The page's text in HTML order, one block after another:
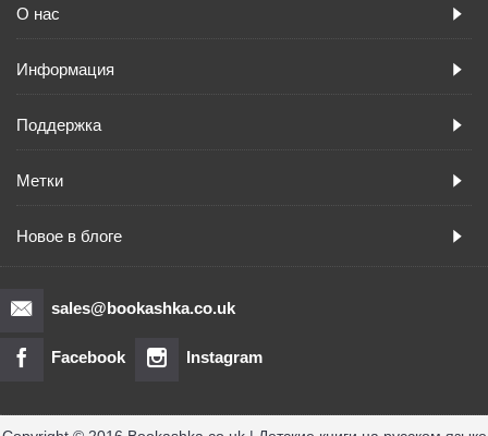
О нас
Информация
Поддержка
Метки
Новое в блоге
sales@bookashka.co.uk
Facebook Instagram